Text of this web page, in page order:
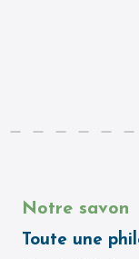
Notre savon
Toute une